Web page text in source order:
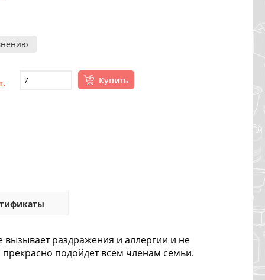
Купить
вызывает раздражения и аллергии и не
подойдет всем членам семьи.